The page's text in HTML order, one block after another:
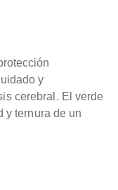
y
cerebral. El verde
y ternura de un